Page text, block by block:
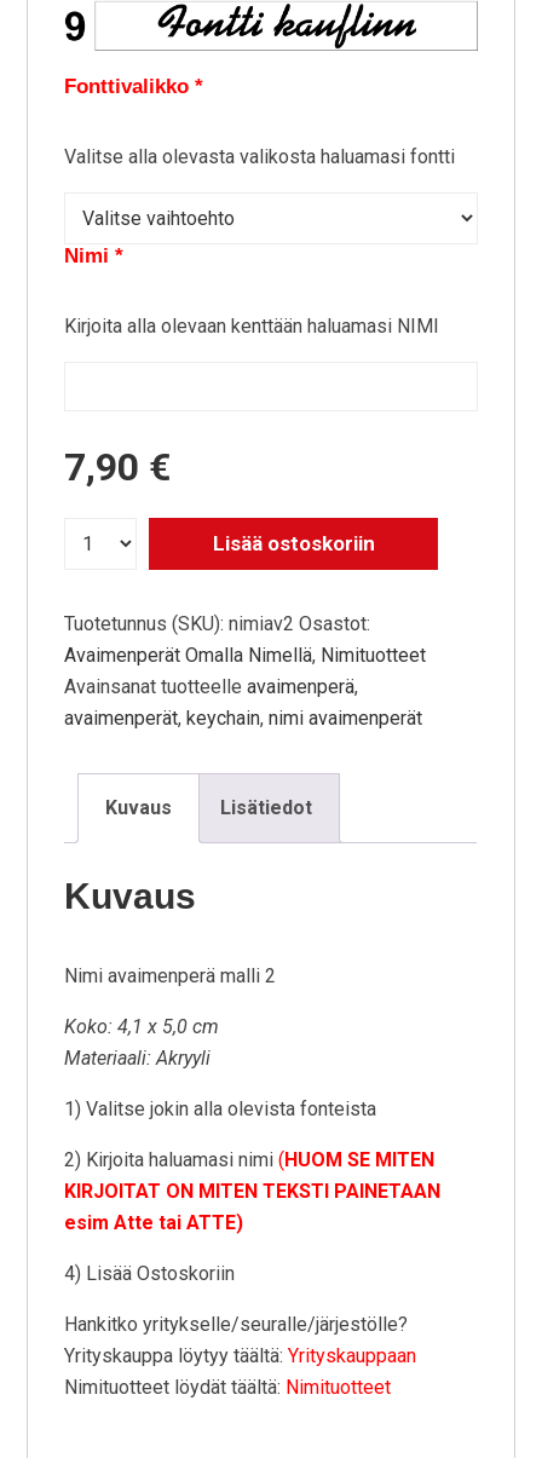
Fonttivalikko *
Valitse alla olevasta valikosta haluamasi fontti
Nimi *
Kirjoita alla olevaan kenttään haluamasi NIMI
7,90 €
Lisää ostoskoriin
Tuotetunnus (SKU):nimiav2 Osastot:
Avaimenperät Omalla Nimellä, Nimituotteet
Avainsanat tuotteelleavaimenperä,
avaimenperät,keychain,nimi avaimenperät
Kuvaus Lisätiedot
Kuvaus
Nimi avaimenperä malli 2
Koko: 4,1 x 5,0 cm
Materiaali: Akryyli
1) Valitse jokin alla olevista fonteista
2) Kirjoita haluamasi nimi(HUOM SE MITEN
KIRJOITAT ON MITEN TEKSTI PAINETAAN
esim Atte tai ATTE)
4) Lisää Ostoskoriin
Hankitko yritykselle/seuralle/järjestölle?
Yrityskauppa löytyy täältä:Yrityskauppaan
Nimituotteet löydät täältä: Nimituotteet